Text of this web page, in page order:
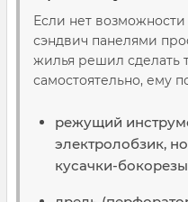
Если нет возможности
сэндвич панелями
жилья решил сделать
самостоятельно, ему
режущий
электролобзик,
кусачки-